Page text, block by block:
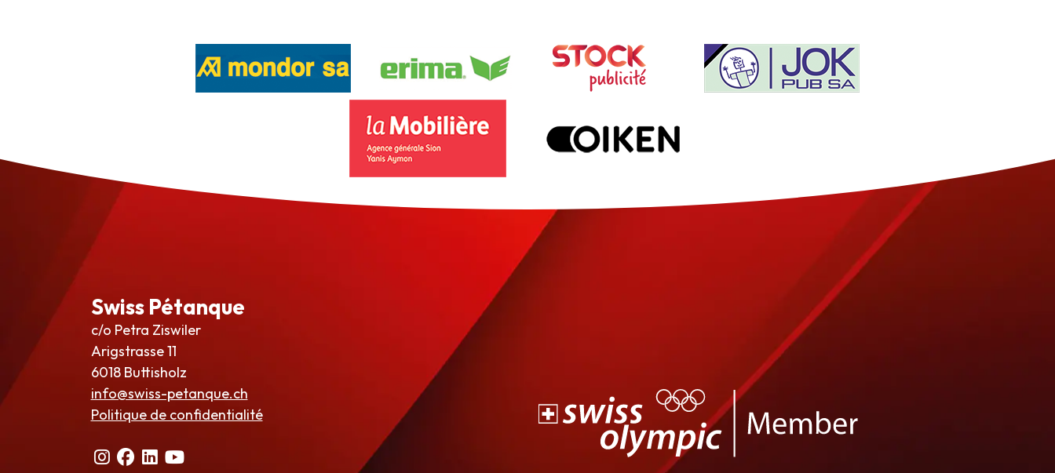
Swiss Pétanque
c/o Petra Ziswiler
Arigstrasse 11
6018 Buttisholz
info@swiss-petanque.ch
Politique de confidentialité